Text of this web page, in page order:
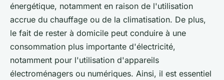
énergétique, notamment en raison de l'utilisation
accrue du chauffage ou de la climatisation. De plus,
le fait de rester à domicile peut conduire à une
consommation plus importante d'électricité,
notamment pour l'utilisation d'appareils
électroménagers ou numériques. Ainsi, il est essentiel